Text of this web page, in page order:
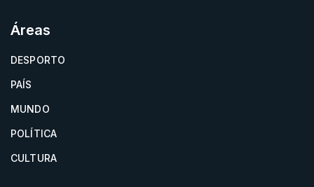
Áreas
DESPORTO
PAÍS
MUNDO
POLÍTICA
CULTURA